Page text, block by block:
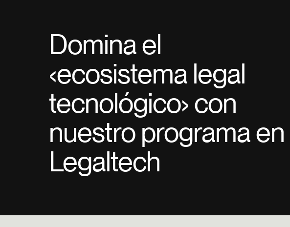
Domina el
‹ecosistema legal
tecnológico› con
nuestro programa en
Legaltech